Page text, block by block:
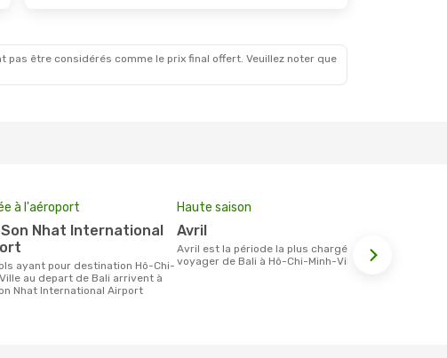
être considérés comme le prix final offert. Veuillez noter que
à l'aéroport
au depart de Bali arrivent à
Nhat International Airport
Haute saison
avril
avril est la période la plus chargée pour
voyager de Bali à Hô-Chi-Minh-Ville.